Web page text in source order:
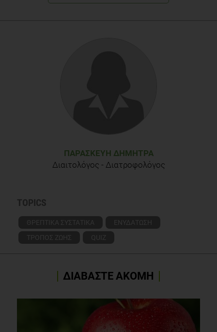
ΠΑΡΑΣΚΕΥΉ ΔΗΜΗΤΡΆ
Διαιτολόγος - Διατροφολόγος
TOPICS
ΘΡΕΠΤΙΚΑ ΣΥΣΤΑΤΙΚΑ
ΕΝΥΔΑΤΩΣΗ
ΤΡΟΠΟΣ ΖΩΗΣ
QUIZ
ΔΙΑΒΑΣΤΕ ΑΚΟΜΗ